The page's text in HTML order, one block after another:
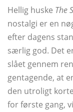
Hellig huske The
nostalgi er en
efter dagens
særlig god. Det
slået gennem
gentagende, at
den utroligt
for første gang,